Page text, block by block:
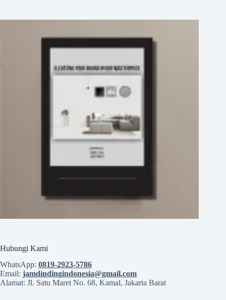
Hubungi Kami
WhatsApp: 0819‑2923‑5786
Email: jamdindingindonesia@gmail.com
Alamat: Jl. Satu Maret No. 68, Kamal, Jakarta Barat